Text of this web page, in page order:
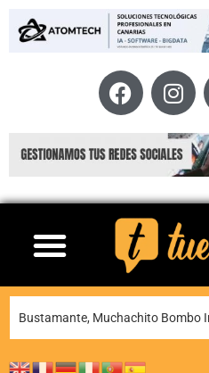
La XI Famara Total reunirá a algunos de los mejores corredores de Canarias del 13 al 15 de agosto